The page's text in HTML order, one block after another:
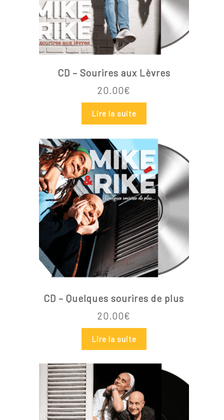
Votre panier est vide.
Go To Shop
CD – Sourires aux Lèvres
20.00€
Lire la suite
CD – Quelques sourires de plus
20.00€
Lire la suite